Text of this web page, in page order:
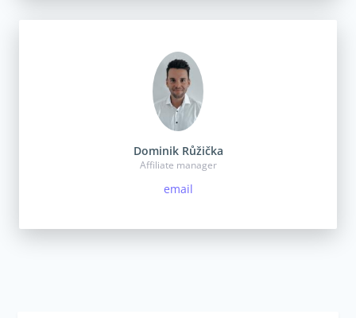
Dominik Růžička
Affiliate manager
email